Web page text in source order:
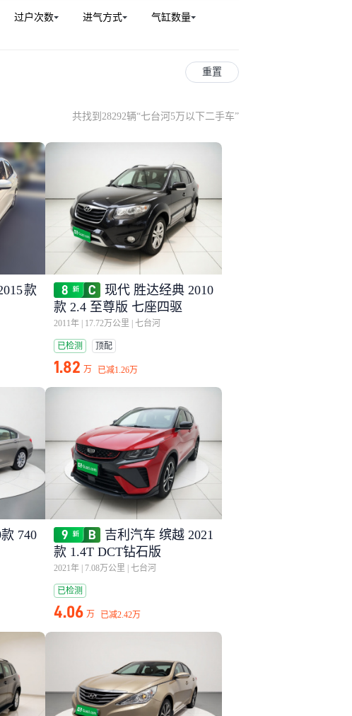
过户次数 进气方式
气缸数量
重置
共找到28292辆“七台河5万以下二手车”
款
现代 胜达经典 2010
款 2.4 至尊版 七座四驱
2011年 17.72万公里 七台河
已检测 顶配
1.82 万 已减1.26万
740
吉利汽车 缤越 2021
款 1.4T DCT钻石版
2021年 7.08万公里 七台河
已检测
4.06 万 已减2.42万